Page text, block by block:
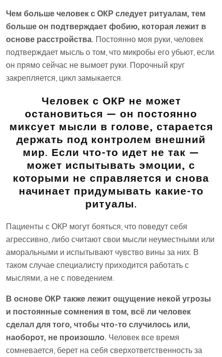
Чем больше человек с ОКР следует ритуалам, тем
больше он подтверждает фобию, которая лежит в
основе расстройства. Постоянно моя руки, человек
подтверждает мысль о том, что микробы его убьют, если.
он прямо сейчас не вымоет руки. Порочный круг
закрепляется, цикл замыкается.
Человек с ОКР не может
остановиться — он постоянно
миксует мысли в голове, старается
держать под контролем внешний
мир. Если что-то идет не так —
может испытывать эмоции, с
которыми не справляется и снова
начинает придумывать какие-то
ритуалы.
Пациенты с ОКР могут бояться, что поведут себя
агрессивно, либо считают свои мысли неуместными или
аморальными и испытывают чувство вины за них. В
таком случае специалисту приходится работать с
мыслями, а не с поведением.
В основе ОКР также лежит ощущение некой угрозы
и постоянные сомнения в том, всё ли человек
сделал для того, чтобы что-то случилось или,
наоборот, не произошло. Человек все время
сомневается, берет на себя сверхответственность за